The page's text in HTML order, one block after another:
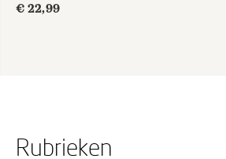
€ 22,99
Rubrieken